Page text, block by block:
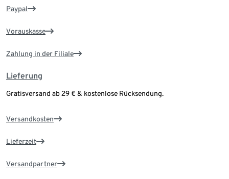
Paypal
Vorauskasse
Zahlung in der Filiale
Lieferung
Gratisversand ab 29 € & kostenlose Rücksendung.
Versandkosten
Lieferzeit
Versandpartner